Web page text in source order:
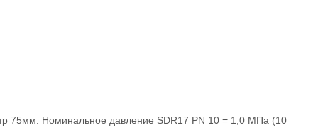
Номинальное давление SDR17 PN 10 = 1,0 МПа (10